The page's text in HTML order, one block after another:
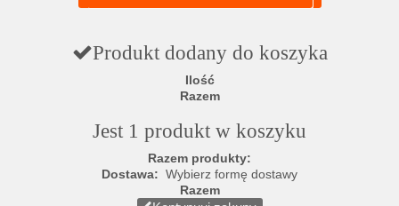
Produkt dodany do koszyka
Ilość
Razem
Jest 1 produkt w koszyku
Razem produkty:
Dostawa: Wybierz formę dostawy
Razem